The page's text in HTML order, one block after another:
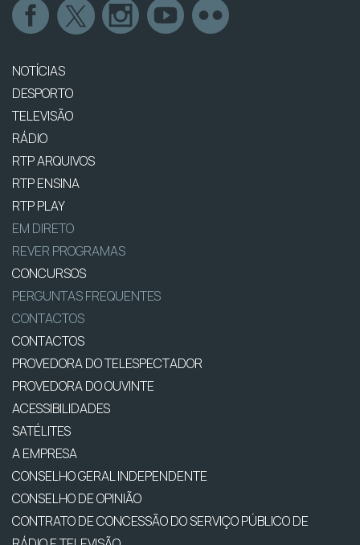
NOTÍCIAS
DESPORTO
TELEVISÃO
RÁDIO
RTP ARQUIVOS
RTP ENSINA
RTP PLAY
EM DIRETO
REVER PROGRAMAS
CONCURSOS
PERGUNTAS FREQUENTES
CONTACTOS
CONTACTOS
PROVEDORA DO TELESPECTADOR
PROVEDORA DO OUVINTE
ACESSIBILIDADES
SATÉLITES
A EMPRESA
CONSELHO GERAL INDEPENDENTE
CONSELHO DE OPINIÃO
CONTRATO DE CONCESSÃO DO SERVIÇO PÚBLICO DE